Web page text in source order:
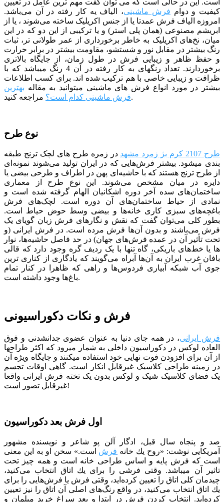
است. این در حالی است که می توان گفت مهم ترین عامل در تعیین
کیفیت و دوام فرش ماشینی، الیاف یه کار رفته در آن می‌باشد.
امروزه الیاف فرش عمدتا یا از جنس اکریلیک ساخته می‌شوند ، یا از
ابریشم مصنوعی (همان پلی استر) و یا ترکیبی از این دو که در این
میان، نخ‌های اکریلیک به خاطر برخورداری از عمر طولانی تر، ثبات
رنگ بیشتر در مقابل نور و شستشو، مقاومت بیشتر در برابر حرارت
و حفظ ظاهر و زیبایی فرش در طول زمان، از جایگاه بالاتری
برخوردارند. تعداد رنگ­­های به کار رفته در آن 4 رنگ می­باشد که با
ظرافت و زیبایی خاصی با هم ترکیب شده­ اند. برای کسب اطلاعات
بیشتر در مورد انواع فرش های ماشینی میتوانید به مقاله بهترین
فرش ماشینی کدام است؟مراجعه کنید.
نوع طرح
طرح 2107 کرم بژ زمرد مشهد
در زمره طرح های لچک ترنج طبقه
بندی می­شود. بیشتر فرش‌هایی که در ایران تولید می‌شوند نمونه‌ای
از طرح ترنج هستند که با حاشیه‌ای پهن در اطراف و طرحی بیضی یا
دایره در میان مشخص می‌شوند. این نوع طرح از معماری
ساختمان‌های سده آخر دوره اشکانیان الهام گرفته شده است و
نمادی از حیاط ساختمان‌های آن دوره است. لچک‌های فرش
باغچه‌های سبزی کاری خانه‌ها و بیضی وسط حوض حیاط است.
بطور کلی می‌توان گفت که نقش و نگارهای فرش زبان گویای یک
فرش می‌باشند و بدون آن‌ها فرش مرده است. در فرش ایرانی (و
تحت تأثیر آن در عمده فرش‌های جهان) در حد فاصل حاشیه‌ها، نوار
ها یا خط‌های باریکی، ‌گاه تنها با یک ردیف گره وجود دارد که قالی
بافان غرب ایران به آن‌ها آبراه می‌گویند که یادگاری از کناری ترین
جوی آب شبکه‌ آبیاری فردوس‌ها و راهی که ظاهرا در کنار تمام
باغ‌ها وجود داشته است.
فرش و نکات دکوراسیونی
فرش ایرانی، در همه جای دنیا به عنوان عضوی جدانشدنی و فوق
العاده لوکس در دکوراسیون داخلی به شمار میرود که اکثر طراح­ها
از آن برای افزودن فوت نهایی خود استفاده می­کنند و جایگاه ویژه آن
در زمینه طراحی کلاسیک غیرقابل انکار است. گاهی اوقات تجسم
یک فضای کلاسیک شیک و لوکس بدون یک تخته فرش ایرانی واقعا
غیرقابل تصور است!
اول فرش بعد دکوراسیون
صد و پنجاه سال قبل، ادگار آلن پو شاعر و نویسنده مشهور
آمریکایی نوشت: «روح یك خانه فرش است.» سخن او به این معنی
است كه فرش پایه و اساس طراحی خانه است و همه چیز تحت
تاثیر آن می­باشد. وقتی فرشی را برای یك اتاق انتخاب می‌كنید،
چیدمان كلی اتاق را تعیین كرده‌اید، وقتی فرش یا فرش‌هایی را برای
یك اتاق انتخاب می‌كنید، در واقع رنگ‌های اصلی آن اتاق را نیز تعیین
كرده‌اید. انتخاب کردن فرش در ابتدا و بعد سراغ خرید مبلمان و